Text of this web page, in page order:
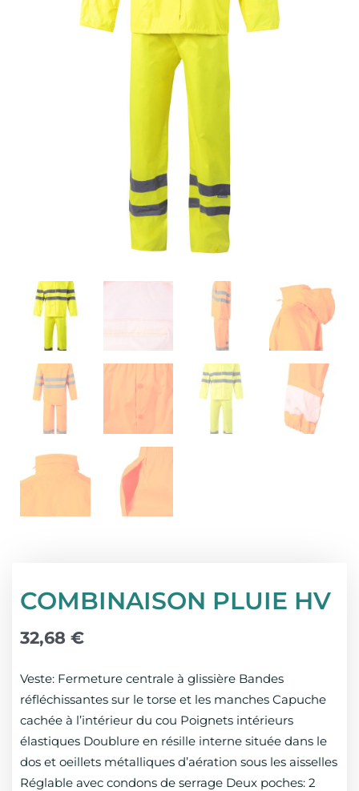
COMBINAISON PLUIE HV
32,68 €
Veste: Fermeture centrale à glissière Bandes
réfléchissantes sur le torse et les manches Capuche
cachée à l’intérieur du cou Poignets intérieurs
élastiques Doublure en résille interne située dans le
dos et oeillets métalliques d’aération sous les aisselles
Réglable avec condons de serrage Deux poches: 2